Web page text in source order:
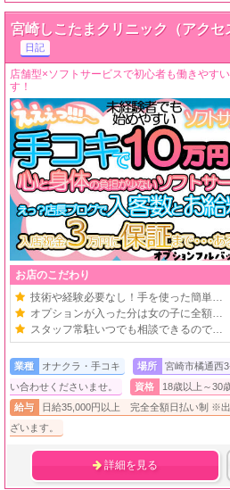
宮崎しこたまクリニック（アクセ
日記
店舗型×ソフトサービスで初心者も働きやす
す！
お店のこだわり
技術や経験必要なし！手を使った簡単お仕事
オプションが入った分は女の子に全額バック
スタッフ常駐いつでも相談できるので安心！
業種 オナクラ・手コキ 場所 宮崎市橘通西
い合わせくださいませ。
資格
18歳以上～30
給与
日給35,000円以上 完全全額日払い制 ※
ざいます。
詳細を見る